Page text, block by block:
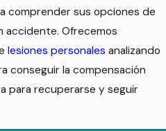
comprender sus opciones de
accidente. Ofrecemos
lesiones personales analizando
conseguir la compensación
para recuperarse y seguir